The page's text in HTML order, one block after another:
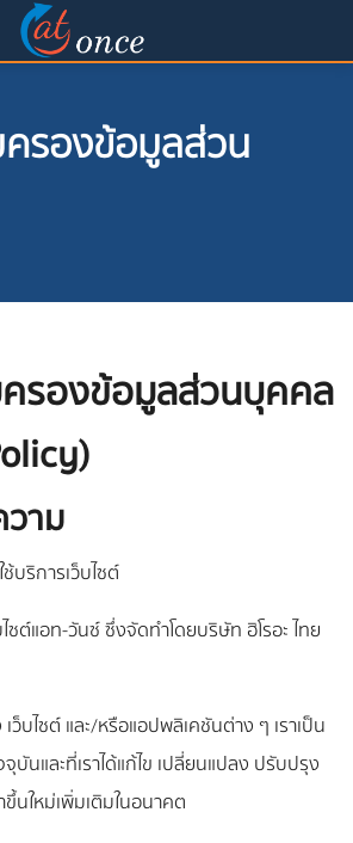
รองข้อมูลส่วน
รองข้อมูลส่วนบุคคล
าม
บริการเว็บไซต์
ซต์แอท-วันซ์ ซึ่งจัดทำโดยบริษัท ฮิโรอะ ไทย
ว็บไซต์ และ/หรือแอปพลิเคชันต่าง ๆ เราเป็น
บันและที่เราได้แก้ไข เปลี่ยนแปลง ปรับปรุง
ใหม่เพิ่มเติมในอนาคต